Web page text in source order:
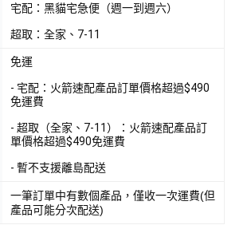
宅配：黑貓宅急便（週一到週六）
超取：全家、7-11
免運
- 宅配：火箭速配產品訂單價格超過$490
免運費
- 超取（全家、7-11）：火箭速配產品訂
單價格超過$490免運費
- 暫不支援離島配送
一筆訂單中有數個產品，僅收一次運費(但
產品可能分次配送)